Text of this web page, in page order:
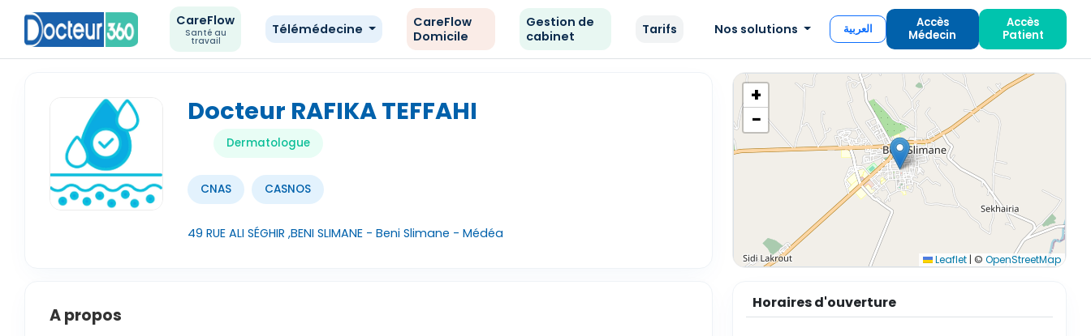
CareFlow
Santé au
travail
Télémédecine
CareFlow
Domicile
Gestion de
cabinet
Tarifs Nos solutions العربية
Accès
Médecin
Accès
Patient
Docteur RAFIKA TEFFAHI
Dermatologue
CNAS CASNOS
49 RUE ALI SÉGHIR ,BENI SLIMANE - Beni Slimane - Médéa
+
−
Leaflet | © OpenStreetMap
A propos
Horaires d'ouverture